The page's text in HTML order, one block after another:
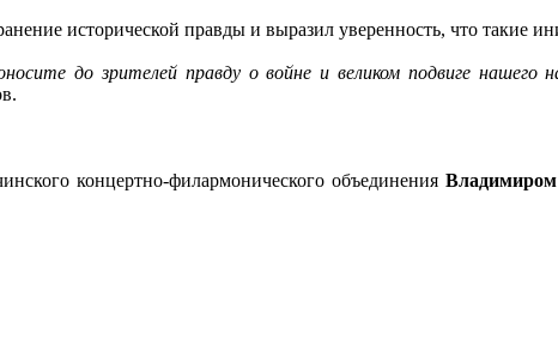
исторической правды и выразил уверенность, что такие
до зрителей правду о войне и великом подвиге
концертно-филармонического объединения